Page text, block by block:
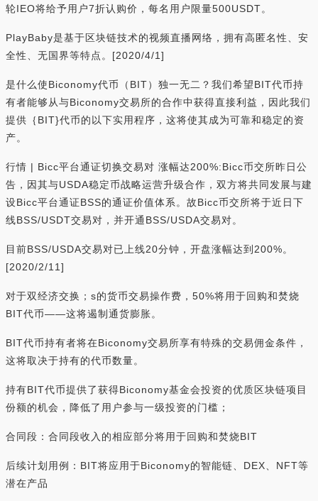
轮IEO将给予用户7折认购价，每名用户限量500USDT。
PlayBaby是基于区块链技术的视频直播网络，拥有高匿名性、安
全性、无国界等特点。[2020/4/1]
是什么使Biconomy代币（BIT）独一无二？我们希望BIT代币持
有者能够从与Biconomy交易所的合作中获得直接利益，因此我们
提供｛BIT}代币的以下实用程序，这将使其成为可靠和稳定的资
产。
行情 | Bicc平台通证切换交易对 涨幅达200%:Bicc币交所昨日公
告，因其与USDA稳定币战略运营升级合作，双方将共同发展与建
设Bicc平台通证BSS的通证价值体系。故Bicc币交所将于近日下
线BSS/USDT交易对，并开通BSS/USDA交易对。
目前BSS/USDA交易对已上线20分钟，开盘涨幅达到200%。
[2020/2/11]
对于双经济交换；s的货币交易操作费，50%将用于回购和焚烧
BIT代币——这将遏制通货膨胀。
BIT代币持有者将在Biconomy交易所享有特殊的交易佣金条件，
这将取决于持有的代币数量。
持有BIT代币提供了获得Biconomy基金会投资的优质区块链项目
份额的机会，降低了用户参与一级投资的门槛；
合同段：合同段收入的相应部分将用于回购和焚烧BIT
后续计划用例：BIT将应用于Biconomy的智能链、DEX、NFT等
潜在产品